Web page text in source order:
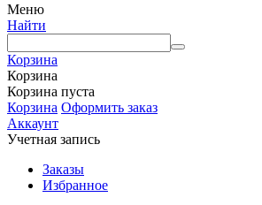
Меню
Найти
Корзина
Корзина
Корзина пуста
Корзина Оформить заказ
Аккаунт
Учетная запись
Заказы
Избранное